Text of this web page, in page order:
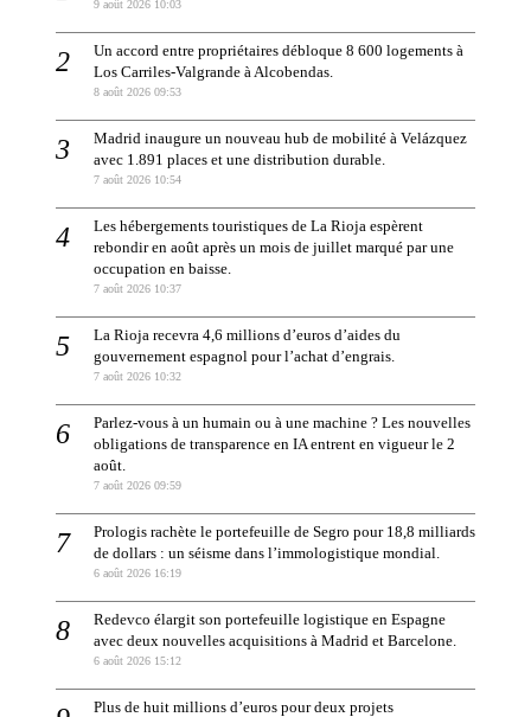
9 août 2026 10:03
Un accord entre propriétaires débloque 8 600 logements à
Los Carriles-Valgrande à Alcobendas.
8 août 2026 09:53
Madrid inaugure un nouveau hub de mobilité à Velázquez
avec 1.891 places et une distribution durable.
7 août 2026 10:54
Les hébergements touristiques de La Rioja espèrent
rebondir en août après un mois de juillet marqué par une
occupation en baisse.
7 août 2026 10:37
La Rioja recevra 4,6 millions d’euros d’aides du
gouvernement espagnol pour l’achat d’engrais.
7 août 2026 10:32
Parlez-vous à un humain ou à une machine ? Les nouvelles
obligations de transparence en IA entrent en vigueur le 2
août.
7 août 2026 09:59
Prologis rachète le portefeuille de Segro pour 18,8 milliards
de dollars : un séisme dans l’immologistique mondial.
6 août 2026 16:19
Redevco élargit son portefeuille logistique en Espagne
avec deux nouvelles acquisitions à Madrid et Barcelone.
6 août 2026 15:12
Plus de huit millions d’euros pour deux projets